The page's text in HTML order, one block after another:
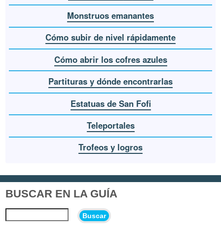
Monstruos emanantes
Cómo subir de nivel rápidamente
Cómo abrir los cofres azules
Partituras y dónde encontrarlas
Estatuas de San Fofi
Teleportales
Trofeos y logros
BUSCAR EN LA GUÍA
Buscar